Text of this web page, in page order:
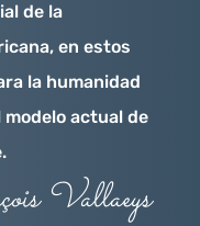
de la
en estos
la humanidad
actual de
Vallaeys